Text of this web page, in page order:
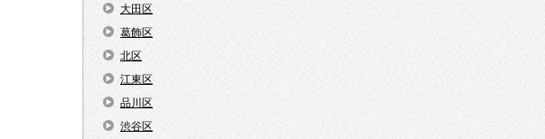
大田区
葛飾区
北区
江東区
品川区
渋谷区